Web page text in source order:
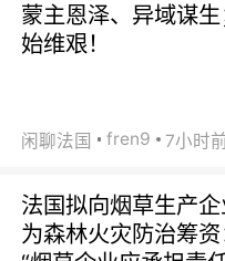
蒙主恩泽、异域谋
始维艰！
闲聊法国 fren9 7小时
法国拟向烟草生产企
为森林火灾防治筹